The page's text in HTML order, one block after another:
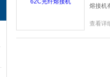
熔接机
查看详